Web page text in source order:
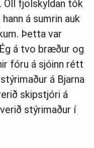
Öll fjölskyldan tók
á sumrin auk
Þetta var
á tvo bræður og
fóru á sjóinn rétt
á Bjarna
skipstjóri á
stýrimaður í